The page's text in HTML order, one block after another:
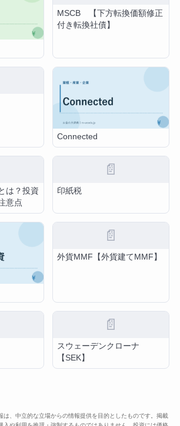
MSCB 【下方転換価額修正
付き転換社債】
Connected
は？投資
意点
📄
印紙税
📄
外貨MMF【外貨建てMMF】
📄
スウェーデンクローナ
【SEK】
、中立的な立場からの情報提供を目的としたものです。掲載